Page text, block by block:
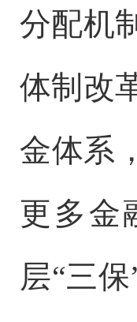
分配机
体制改
金体系
更多金
层“三